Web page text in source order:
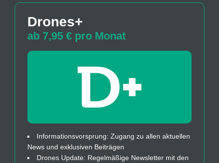
Drones+
ab 7,95 € pro Monat
Informationsvorsprung: Zugang zu allen aktuellen
News und exklusiven Beiträgen
Drones Update: Regelmäßige Newsletter mit den